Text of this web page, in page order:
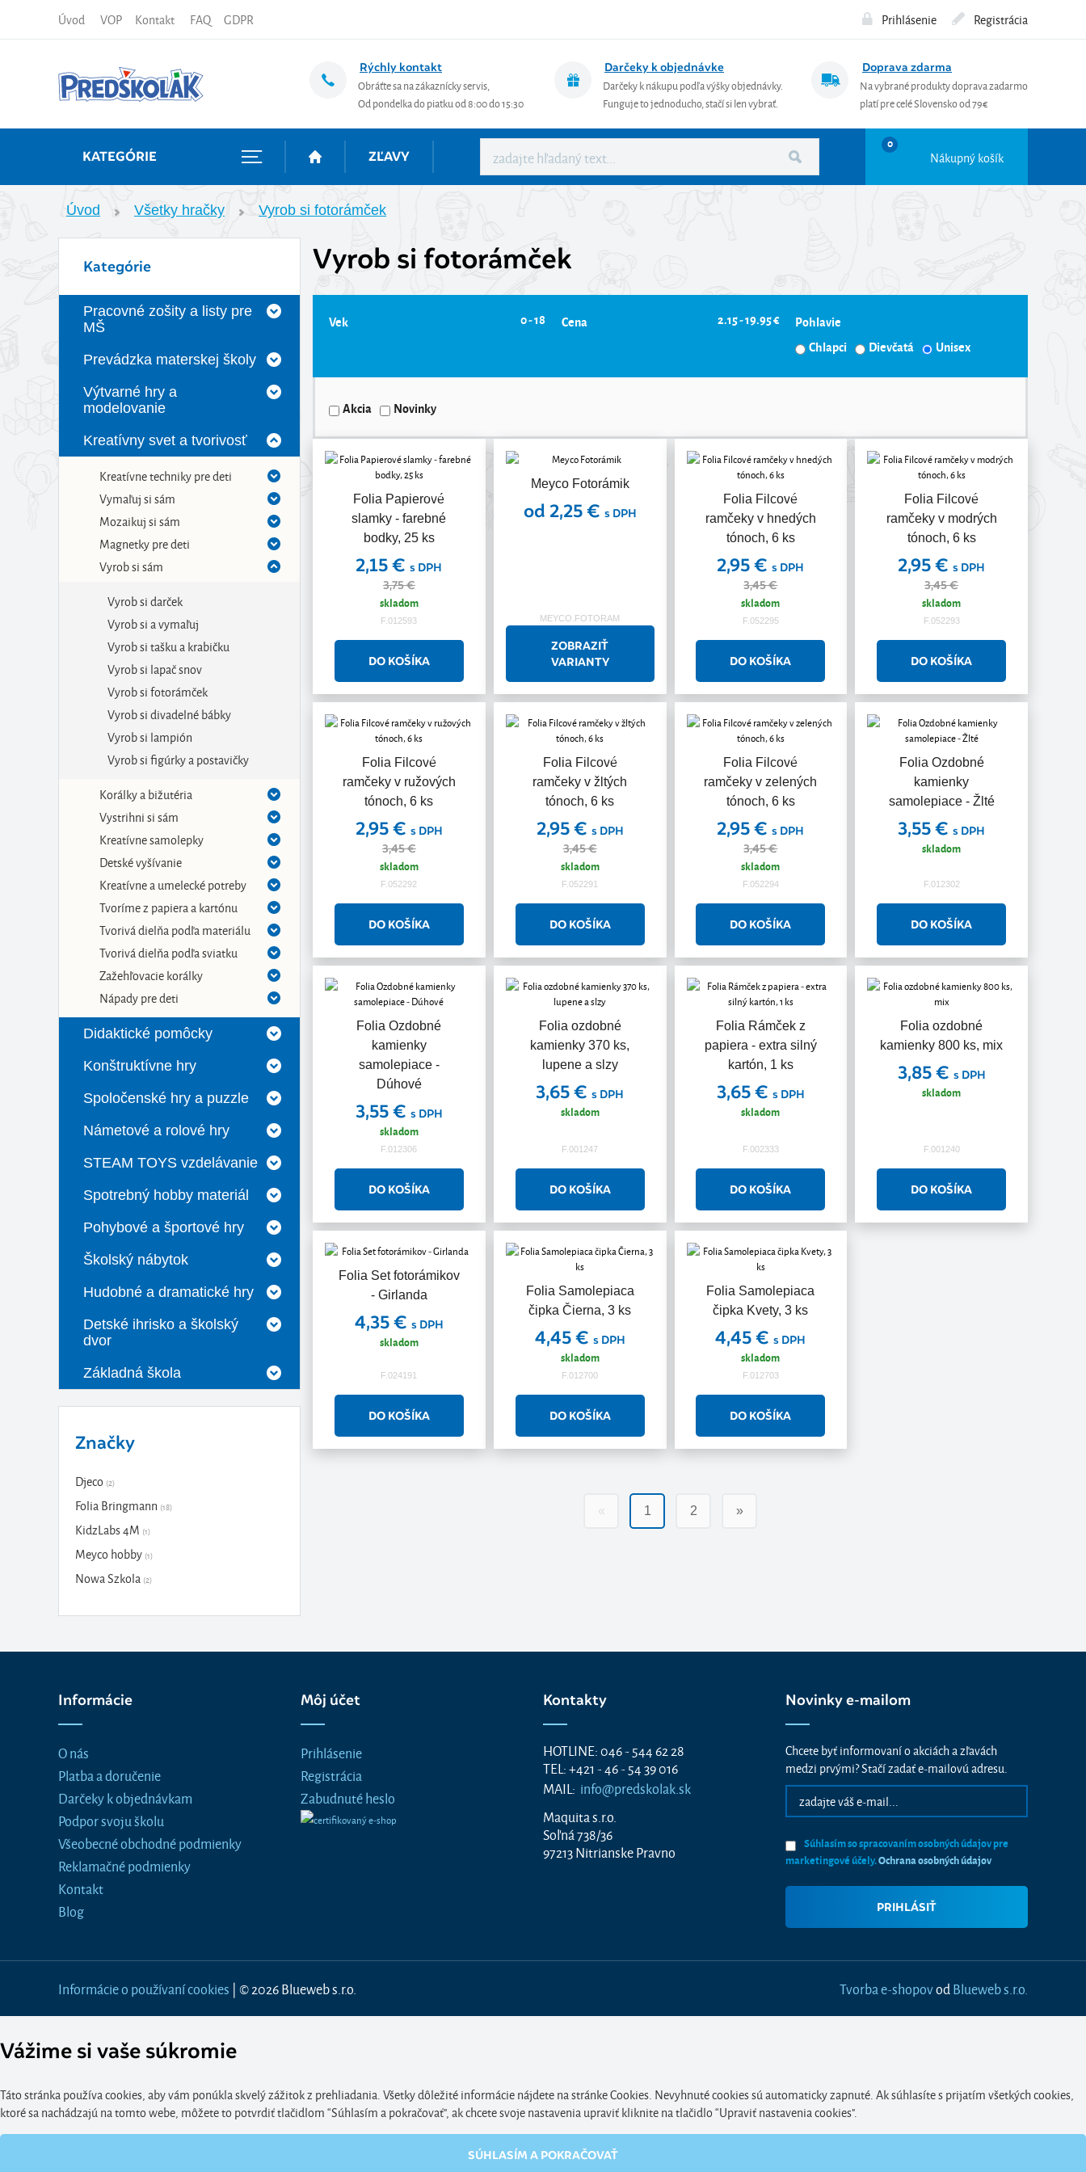
Úvod VOP Kontakt FAQ GDPR Prihlásenie Registrácia
Rýchly kontakt
Obráťte sa na zákaznícky servis,
Od pondelka do piatku od 8:00 do 15:30
Darčeky k objednávke
Darčeky k nákupu podľa výšky objednávky.
Funguje to jednoducho, stačí si len vybrať.
Doprava zdarma
Na vybrané produkty doprava zadarmo
platí pre celé Slovensko od 79€
KATEGÓRIE ZĽAVY
0
Nákupný košík
Úvod Všetky hračky Vyrob si fotorámček
Kategórie
Pracovné zošity a listy pre
MŠ
Prevádzka materskej školy
Výtvarné hry a
modelovanie
Kreatívny svet a tvorivosť
Kreatívne techniky pre deti
Vymaľuj si sám
Mozaikuj si sám
Magnetky pre deti
Vyrob si sám
Vyrob si darček
Vyrob si a vymaľuj
Vyrob si tašku a krabičku
Vyrob si lapač snov
Vyrob si fotorámček
Vyrob si divadelné bábky
Vyrob si lampión
Vyrob si figúrky a postavičky
Korálky a bižutéria
Vystrihni si sám
Kreatívne samolepky
Detské vyšívanie
Kreatívne a umelecké potreby
Tvoríme z papiera a kartónu
Tvorivá dielňa podľa materiálu
Tvorivá dielňa podľa sviatku
Zažehľovacie korálky
Nápady pre deti
Didaktické pomôcky
Konštruktívne hry
Spoločenské hry a puzzle
Námetové a rolové hry
STEAM TOYS vzdelávanie
Spotrebný hobby materiál
Pohybové a športové hry
Školský nábytok
Hudobné a dramatické hry
Detské ihrisko a školský
dvor
Základná škola
Značky
Djeco (2)
Folia Bringmann (18)
KidzLabs 4M (1)
Meyco hobby (1)
Nowa Szkola (2)
Vyrob si fotorámček
Vek 0 - 18 Cena 2.15 - 19.95 €
Pohlavie
Chlapci
Dievčatá Unisex
Akcia Novinky
Folia Papierové
slamky - farebné
bodky, 25 ks
Akcia
2,15 €s DPH
3,75 €
skladom
F.012593
Meyco Fotorámik
od 2,25 € s DPH
MEYCO.FOTORAM
ZOBRAZIŤ
VARIANTY
Folia Filcové
ramčeky v hnedých
tónoch, 6 ks
Akcia
2,95 €s DPH
3,45 €
skladom
F.052295
Folia Filcové
ramčeky v modrých
tónoch, 6 ks
Akcia
2,95 €s DPH
3,45 €
skladom
F.052293
Folia Filcové
ramčeky v ružových
tónoch, 6 ks
Akcia
2,95 € s DPH
3,45 €
skladom
F.052292
Folia Filcové
ramčeky v žltých
tónoch, 6 ks
Akcia
2,95 € s DPH
3,45 €
skladom
F.052291
Folia Filcové
ramčeky v zelených
tónoch, 6 ks
Akcia
2,95 €s DPH
3,45 €
skladom
F.052294
Folia Ozdobné
kamienky
samolepiace - Žlté
3,55 €s DPH
skladom
F.012302
Folia Ozdobné
kamienky
samolepiace -
Dúhové
3,55 € s DPH
skladom
F.012306
Folia ozdobné
kamienky 370 ks,
lupene a slzy
3,65 €s DPH
skladom
F.001247
Folia Rámček z
papiera - extra silný
kartón, 1 ks
3,65 € s DPH
skladom
F.002333
Folia ozdobné
kamienky 800 ks, mix
3,85 € s DPH
skladom
F.001240
Folia Set fotorámikov
- Girlanda
4,35 € s DPH
skladom
F.024191
Folia Samolepiaca
čipka Čierna, 3 ks
4,45 € s DPH
skladom
F.012700
Folia Samolepiaca
čipka Kvety, 3 ks
4,45 €s DPH
skladom
F.012703
« 1 2 »
Informácie
O nás
Platba a doručenie
Darčeky k objednávkam
Podpor svoju školu
Všeobecné obchodné podmienky
Reklamačné podmienky
Kontakt
Blog
Môj účet
Prihlásenie
Registrácia
Zabudnuté heslo
Kontakty
HOTLINE: 046 - 544 62 28
TEL: +421 - 46 - 54 39 016
MAIL: info@predskolak.sk
Maquita s.r.o.
Soľná 738/36
97213 Nitrianske Pravno
Novinky e-mailom
Chcete byť informovaní o akciách a zľavách
medzi prvými? Stačí zadať e-mailovú adresu.
Súhlasím so spracovaním osobných údajov pre
marketingové účely.Ochrana osobných údajov
Informácie o používaní cookies | © 2026 Blueweb s.r.o. Tvorba e-shopovod Blueweb s.r.o.
Vážime si vaše súkromie
Táto stránka používa cookies, aby vám ponúkla skvelý zážitok z prehliadania. Všetky dôležité informácie nájdete na stránke Cookies. Nevyhnuté cookies sú automaticky zapnuté. Ak súhlasíte s prijatím všetkých cookies,
ktoré sa nachádzajú na tomto webe, môžete to potvrdiť tlačidlom “Súhlasím a pokračovať", ak chcete svoje nastavenia upraviť kliknite na tlačidlo “Upraviť nastavenia cookies".
SÚHLASÍM A POKRAČOVAŤ